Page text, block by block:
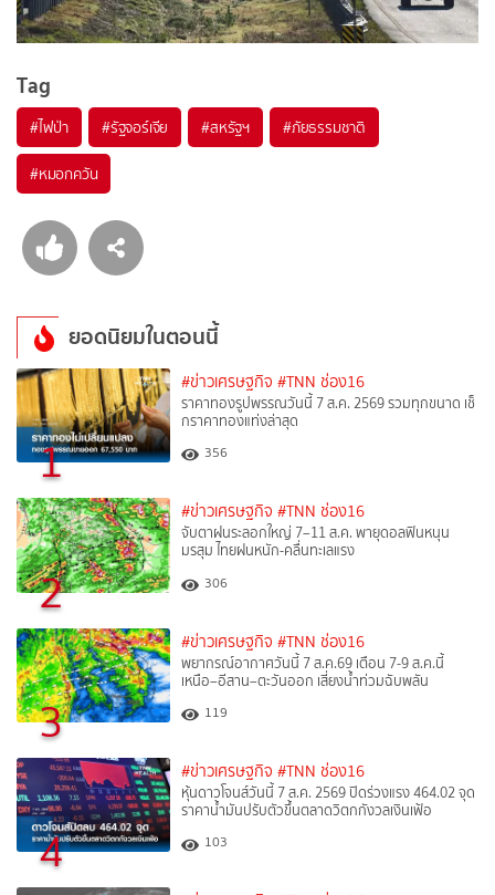
Tag
#ไฟป่า #รัฐจอร์เจีย #สหรัฐฯ #ภัยธรรมชาติ
#หมอกควัน
ยอดนิยมในตอนนี้
1
#ข่าวเศรษฐกิจ #TNN ช่อง16
ราคาทองรูปพรรณวันนี้ 7 ส.ค. 2569 รวมทุกขนาด เช็
กราคาทองแท่งล่าสุด
356
2
#ข่าวเศรษฐกิจ #TNN ช่อง16
จับตาฝนระลอกใหญ่ 7–11 ส.ค. พายุดอลฟินหนุน
มรสุม ไทยฝนหนัก-คลื่นทะเลแรง
306
3
#ข่าวเศรษฐกิจ #TNN ช่อง16
พยากรณ์อากาศวันนี้ 7 ส.ค.69 เตือน 7-9 ส.ค.นี้
เหนือ–อีสาน–ตะวันออก เสี่ยงน้ำท่วมฉับพลัน
119
4
#ข่าวเศรษฐกิจ #TNN ช่อง16
หุ้นดาวโจนส์วันนี้ 7 ส.ค. 2569 ปิดร่วงแรง 464.02 จุด
ราคาน้ำมันปรับตัวขึ้นตลาดวิตกกังวลเงินเฟ้อ
103